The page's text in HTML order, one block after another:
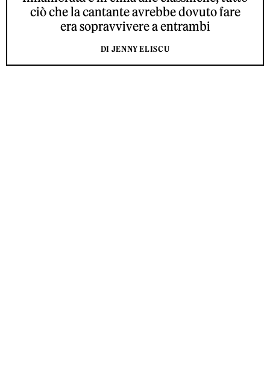
ciò che la cantante avrebbe dovuto fare
era sopravvivere a entrambi
DI JENNY ELISCU